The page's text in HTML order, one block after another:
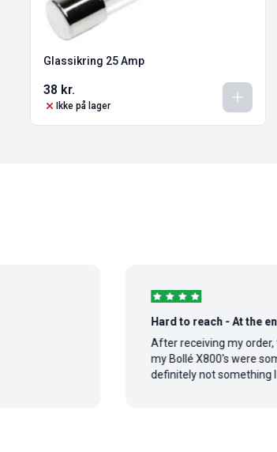
Glassikring 25 Amp
38 kr.
Ikke på lager
Hard to reach - At the end,
After receiving my order, the
my Bollé X800's were some
definitely not something I